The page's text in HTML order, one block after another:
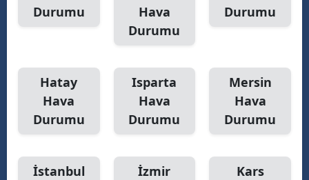
Durumu
Hava
Durumu
Durumu
Hatay
Hava
Durumu
Isparta
Hava
Durumu
Mersin
Hava
Durumu
İstanbul
İzmir
Kars